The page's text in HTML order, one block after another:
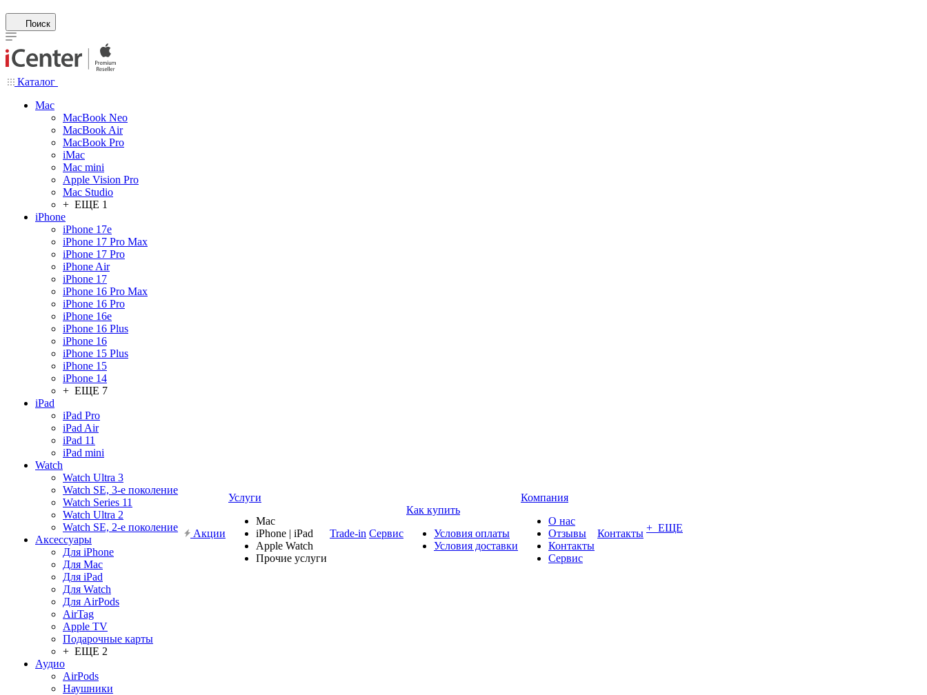
Поиск
Каталог
Mac
MacBook Neo
MacBook Air
MacBook Pro
iMac
Mac mini
Apple Vision Pro
Mac Studio
+ ЕЩЕ 1
iPhone
iPhone 17e
iPhone 17 Pro Max
iPhone 17 Pro
iPhone Air
iPhone 17
iPhone 16 Pro Max
iPhone 16 Pro
iPhone 16e
iPhone 16 Plus
iPhone 16
iPhone 15 Plus
iPhone 15
iPhone 14
+ ЕЩЕ 7
iPad
iPad Pro
iPad Air
iPad 11
iPad mini
Watch
Watch Ultra 3
Watch SE, 3-е поколение
Watch Series 11
Watch Ultra 2
Watch SE, 2-е поколение
Аксессуары
Для iPhone
Для Mac
Для iPad
Для Watch
Для AirPods
AirTag
Apple TV
Подарочные карты
+ ЕЩЕ 2
Аудио
AirPods
Наушники
Акции
Услуги
Mac
iPhone | iPad
Apple Watch
Прочие услуги
Trade-in Сервис
Как купить
Условия оплаты
Условия доставки
Компания
О нас
Отзывы
Контакты
Сервис
Контакты + ЕЩЕ